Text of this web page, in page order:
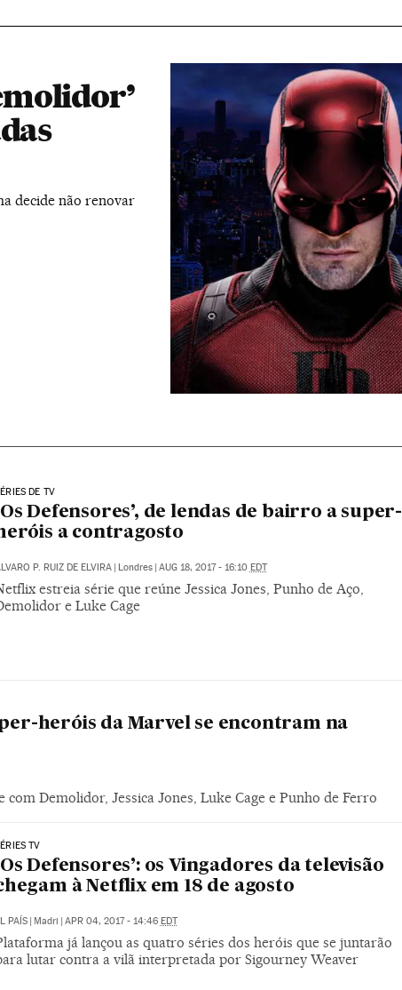
decide não renovar
DE TV
Defensores’, de lendas de bairro a super-
a contragosto
P. RUIZ DE ELVIRA | Londres | AUG 18, 2017 - 16:10 EDT
estreia série que reúne Jessica Jones, Punho de Aço,
e Luke Cage
heróis da Marvel se encontram na
Demolidor, Jessica Jones, Luke Cage e Punho de Ferro
TV
Defensores’: os Vingadores da televisão
à Netflix em 18 de agosto
PAÍS Madri APR 04, 2017 - 14:46 EDT
já lançou as quatro séries dos heróis que se juntarão
lutar contra a vilã interpretada por Sigourney Weaver